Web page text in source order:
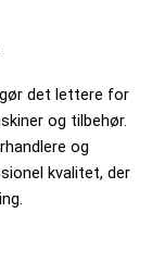
gør det lettere for
og tilbehør.
og
kvalitet, der